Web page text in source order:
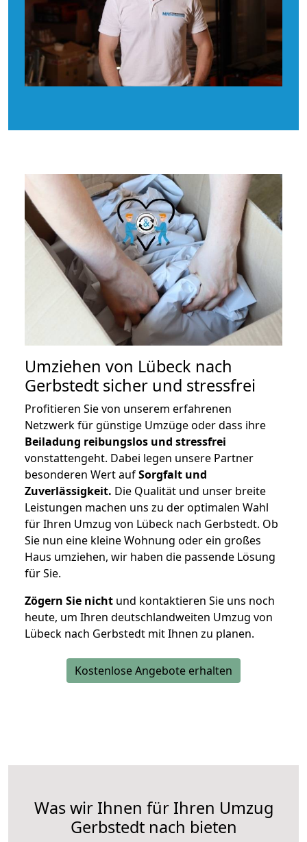
Umziehen von Lübeck nach
Gerbstedt sicher und stressfrei
Profitieren Sie von unserem erfahrenen
Netzwerk für günstige Umzüge oder dass ihre
Beiladung reibungslos und stressfrei
vonstattengeht. Dabei legen unsere Partner
besonderen Wert aufSorgfalt und
Zuverlässigkeit. Die Qualität und unser breite
Leistungen machen uns zu der optimalen Wahl
für Ihren Umzug von Lübeck nach Gerbstedt. Ob
Sie nun eine kleine Wohnung oder ein großes
Haus umziehen, wir haben die passende Lösung
für Sie.
Zögern Sie nicht und kontaktieren Sie uns noch
heute, um Ihren deutschlandweiten Umzug von
Lübeck nach Gerbstedt mit Ihnen zu planen.
Kostenlose Angebote erhalten
Was wir Ihnen für Ihren Umzug
Gerbstedt nach bieten